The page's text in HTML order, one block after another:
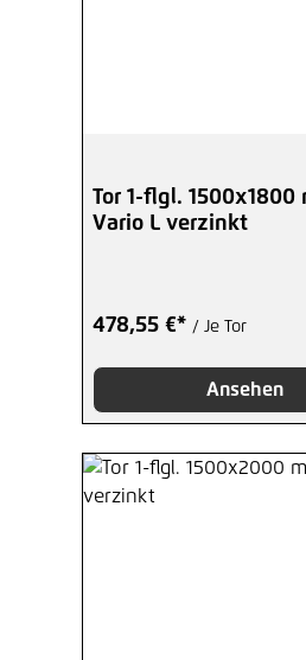
Tor 1-flgl. 1500x1800
Vario L verzinkt
478,55 €* / Je Tor
Ansehen